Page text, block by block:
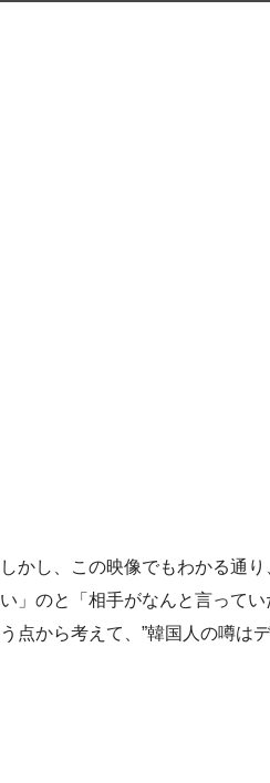
しかし、この映像でもわかる通り
い」のと「相手がなんと言って
う点から考えて、”韓国人の噂は